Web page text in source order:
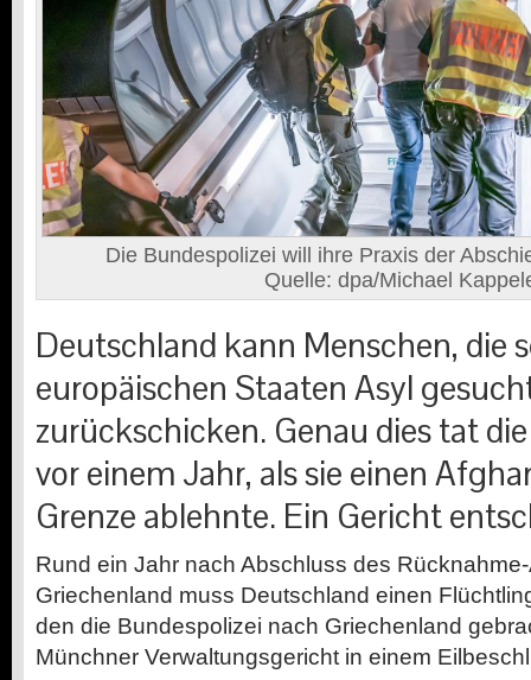
Die Bundespolizei will ihre Praxis der
Quelle: dpa/Michael
Deutschland kann Menschen, die
europäischen Staaten Asyl
zurückschicken. Genau dies tat
vor einem Jahr, als sie einen
Grenze ablehnte. Ein Gericht
Rund ein Jahr nach Abschluss des
Griechenland muss Deutschland einen
den die Bundespolizei nach Griechenland
Münchner Verwaltungsgericht in einem